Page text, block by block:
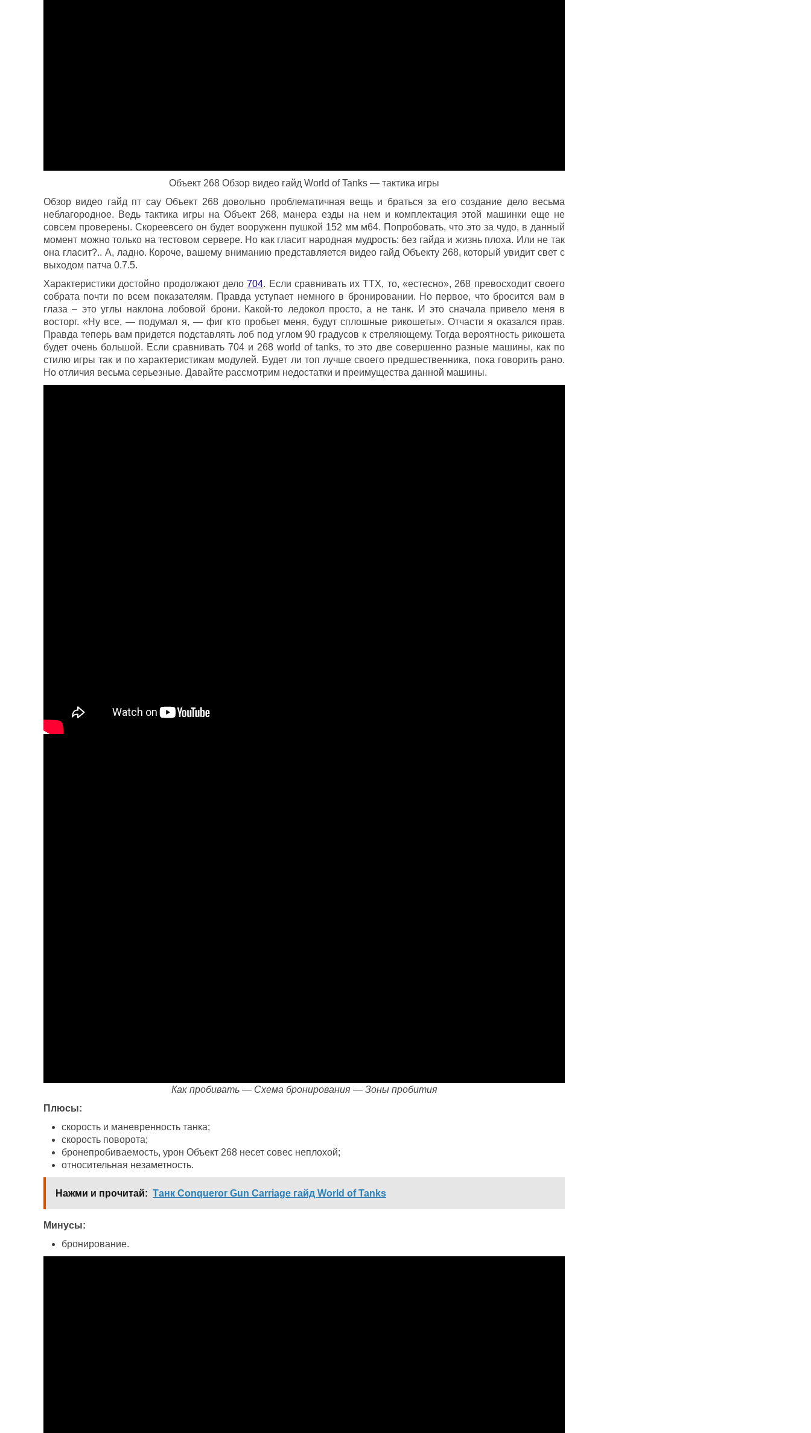
Объект 268 Обзор видео гайд World of Tanks — тактика игры
Обзор видео гайд пт сау Объект 268 довольно проблематичная вещь и браться за его создание дело весьма
неблагородное. Ведь тактика игры на Объект 268, манера езды на нем и комплектация этой машинки еще не
совсем проверены. Скореевсего он будет вооруженн пушкой 152 мм м64. Попробовать, что это за чудо, в данный
момент можно только на тестовом сервере. Но как гласит народная мудрость: без гайда и жизнь плоха. Или не так
она гласит?.. А, ладно. Короче, вашему вниманию представляется видео гайд Объекту 268, который увидит свет с
выходом патча 0.7.5.
Характеристики достойно продолжают дело704. Если сравнивать их ТТХ, то, «естесно», 268 превосходит своего
собрата почти по всем показателям. Правда уступает немного в бронировании. Но первое, что бросится вам в
глаза – это углы наклона лобовой брони. Какой-то ледокол просто, а не танк. И это сначала привело меня в
восторг. «Ну все, — подумал я, — фиг кто пробьет меня, будут сплошные рикошеты». Отчасти я оказался прав.
Правда теперь вам придется подставлять лоб под углом 90 градусов к стреляющему. Тогда вероятность рикошета
будет очень большой. Если сравнивать 704 и 268 world of tanks, то это две совершенно разные машины, как по
стилю игры так и по характеристикам модулей. Будет ли топ лучше своего предшественника, пока говорить рано.
Но отличия весьма серьезные. Давайте рассмотрим недостатки и преимущества данной машины.
Как пробивать — Схема бронирования — Зоны пробития
Плюсы:
скорость и маневренность танка;
скорость поворота;
бронепробиваемость, урон Объект 268 несет совес неплохой;
относительная незаметность.
Нажми и прочитай: Танк Conqueror Gun Carriage гайд World of Tanks
Минусы:
бронирование.